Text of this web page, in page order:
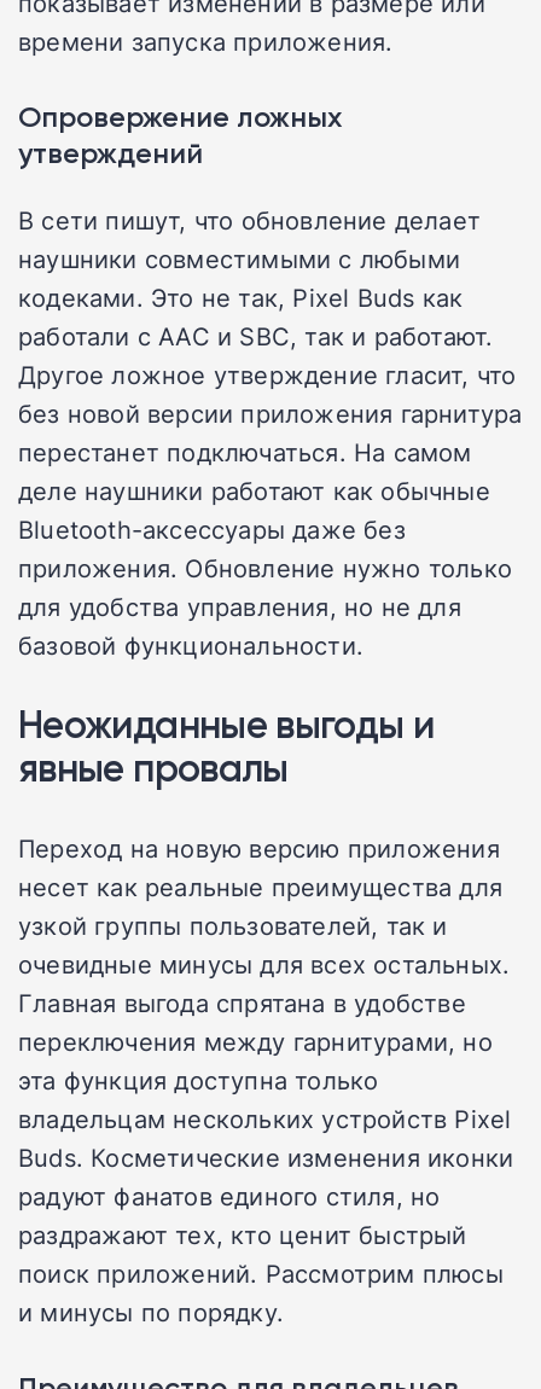
времени запуска приложения.
Опровержение ложных
утверждений
В сети пишут, что обновление делает
наушники совместимыми с любыми
кодеками. Это не так, Pixel Buds как
работали с AAC и SBC, так и работают.
Другое ложное утверждение гласит, что
без новой версии приложения гарнитура
перестанет подключаться. На самом
деле наушники работают как обычные
Bluetooth-аксессуары даже без
приложения. Обновление нужно только
для удобства управления, но не для
базовой функциональности.
Неожиданные выгоды и
явные провалы
Переход на новую версию приложения
несет как реальные преимущества для
узкой группы пользователей, так и
очевидные минусы для всех остальных.
Главная выгода спрятана в удобстве
переключения между гарнитурами, но
эта функция доступна только
владельцам нескольких устройств Pixel
Buds. Косметические изменения иконки
радуют фанатов единого стиля, но
раздражают тех, кто ценит быстрый
поиск приложений. Рассмотрим плюсы
и минусы по порядку.